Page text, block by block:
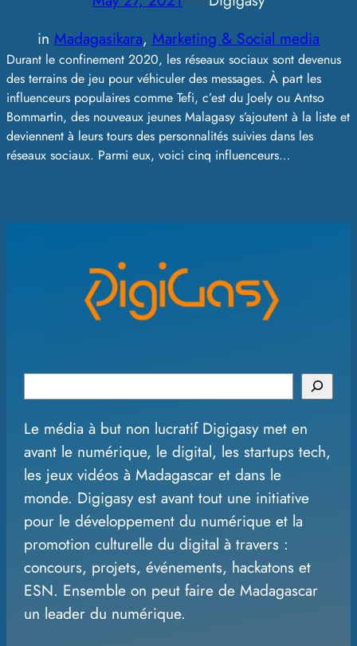
in Madagasikara, Marketing & Social media
Durant le confinement 2020, les réseaux sociaux sont devenus
des terrains de jeu pour véhiculer des messages. À part les
influenceurs populaires comme Tefi, c’est du Joely ou Antso
Bommartin, des nouveaux jeunes Malagasy s’ajoutent à la liste et
deviennent à leurs tours des personnalités suivies dans les
réseaux sociaux. Parmi eux, voici cinq influenceurs…
e
a
r
c
h
Le média à but non lucratif Digigasy met en
avant le numérique, le digital, les startups tech,
les jeux vidéos à Madagascar et dans le
monde. Digigasy est avant tout une initiative
pour le développement du numérique et la
promotion culturelle du digital à travers :
concours, projets, événements, hackatons et
ESN. Ensemble on peut faire de Madagascar
un leader du numérique.